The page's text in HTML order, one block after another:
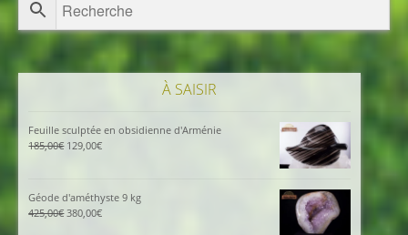
À SAISIR
Feuille sculptée en obsidienne d'Arménie
185,00€ Le
était :
185,00€.
129,00€Le
129,00€.
Géode d'améthyste 9 kg
425,00€ Le
380,00€Le